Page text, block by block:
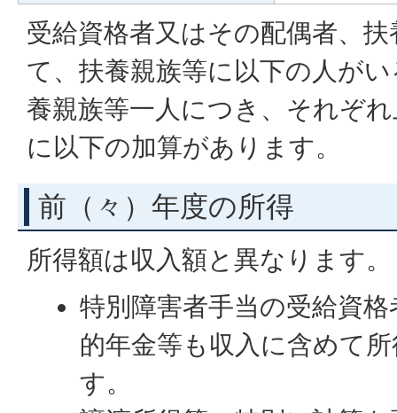
受給資格者又はその配偶者、
て、扶養親族等に以下の人が
養親族等一人につき、それぞ
に以下の加算があります。
前（々）年度の所得
所得額は収入額と異なります。
特別障害者手当の受給資
的年金等も収入に含めて
す。